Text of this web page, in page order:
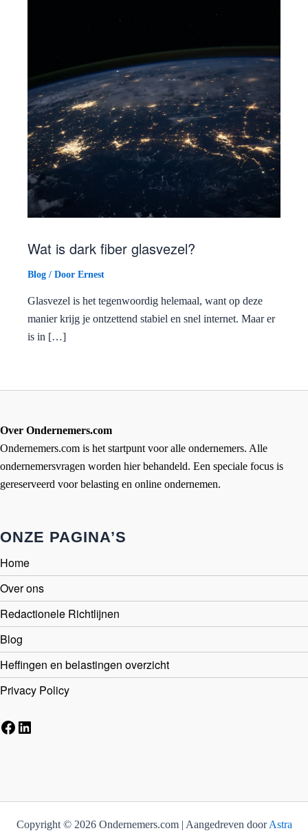
Wat is dark fiber glasvezel?
Blog / Door Ernest
Glasvezel is het tegenwoordig helemaal, want op deze
manier krijg je ontzettend stabiel en snel internet. Maar er
is in […]
Over Ondernemers.com
Ondernemers.com is het startpunt voor alle ondernemers. Alle
ondernemersvragen worden hier behandeld. Een speciale focus is
gereserveerd voor belasting en online ondernemen.
ONZE PAGINA’S
Home
Over ons
Redactionele Richtlijnen
Blog
Heffingen en belastingen overzicht
Privacy Policy
Facebook
LinkedIn
Copyright © 2026 Ondernemers.com | Aangedreven doorAstra